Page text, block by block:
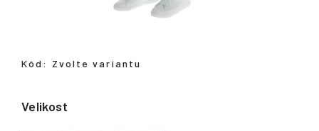
Velikost
Kód: Zvolte variantu